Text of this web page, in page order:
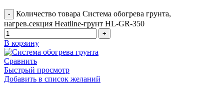
Количество товара Система обогрева грунта,
нагрев.секция Heatline-грунт HL-GR-350
В корзину
Сравнить
Быстрый просмотр
Добавить в список желаний